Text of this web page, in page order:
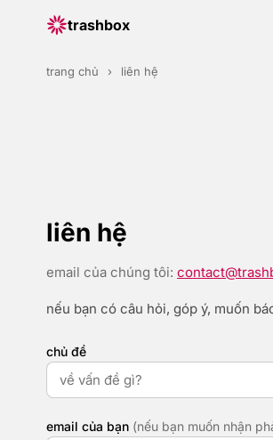
trashbox
trang chủ › liên hệ
liên hệ
email của chúng tôi:
nếu bạn có câu hỏi, góp ý, muốn
chủ đề
email của bạn (nếu bạn muốn nhận